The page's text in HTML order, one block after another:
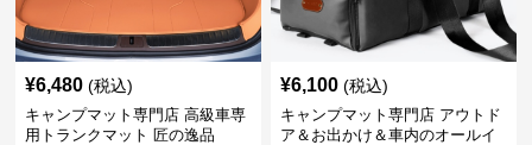
¥6,480 (税込)
キャンプマット専門店 高級車専
用トランクマット 匠の逸品
¥6,100 (税込)
キャンプマット専門店 アウトド
ア＆お出かけ＆車内のオールイ